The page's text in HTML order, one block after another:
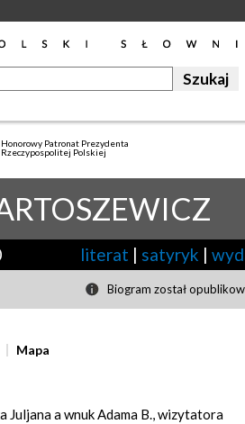
Honorowy Patronat Prezydenta
Rzeczypospolitej Polskiej
literat | satyryk |
Biogram został
Mapa
a wnuk Adama B., wizytatora